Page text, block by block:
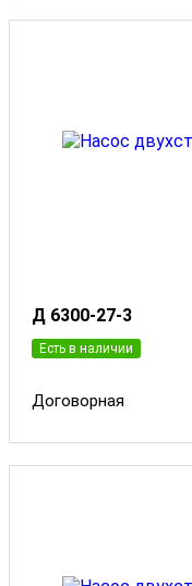
Д 6300-27-3
Есть в наличии
Договорная